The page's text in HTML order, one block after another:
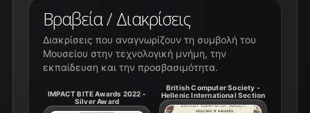
Βραβεία / Διακρίσεις
Διακρίσεις που αναγνωρίζουν τη συμβολή του
Μουσείου στην τεχνολογική μνήμη, την
εκπαίδευση και την προσβασιμότητα.
IMPACT BITE Awards 2022 -
Silver Award
British Computer Society -
Hellenic International Section